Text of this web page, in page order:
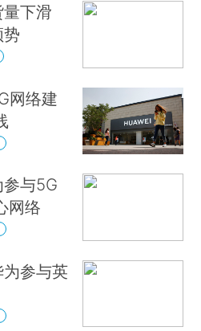
下滑
网络建
与5G
网络
为参与英